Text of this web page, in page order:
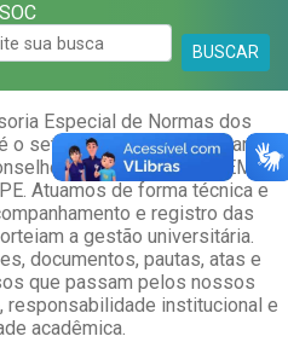
BUSCAR
Especial de Normas dos
o setor responsável por garantir
Superiores da UNEMAT
Atuamos de forma técnica e
e registro das
a gestão universitária.
documentos, pautas, atas e
que passam pelos nossos
responsabilidade institucional e
acadêmica.